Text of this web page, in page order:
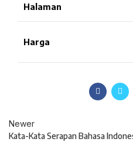
Halaman
Harga
Newer
Kata-Kata Serapan Bahasa